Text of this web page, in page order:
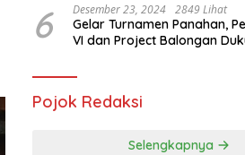
Tikus
6 Desember 23, 2024 2849 Lihat
Gelar Turnamen Panahan,
VI dan Project Balongan
Pojok Redaksi
Selengkapnya